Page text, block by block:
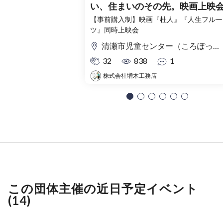
い、住まいのその先。映画上映
【事前購入制】映画『杜人』『人生フルー
ツ』同時上映会
清瀬市児童センター（ころぽっくる）東京都清瀬市中清戸3-235-5
32
838 1
株式会社増木工務店
この団体主催の近日予定イベント
(14)